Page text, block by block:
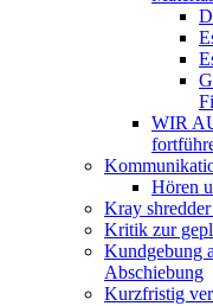
WIR
Hören
Kray
Kritik zur
Kundgebung
Abschiebung
Kurzfristig